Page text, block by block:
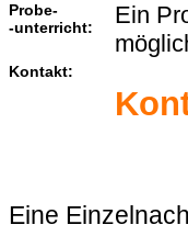
Probe-
-unterricht:
Ein
Kontakt:
Eine